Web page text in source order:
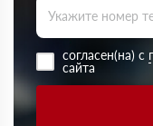
согласен(на) с
сайта